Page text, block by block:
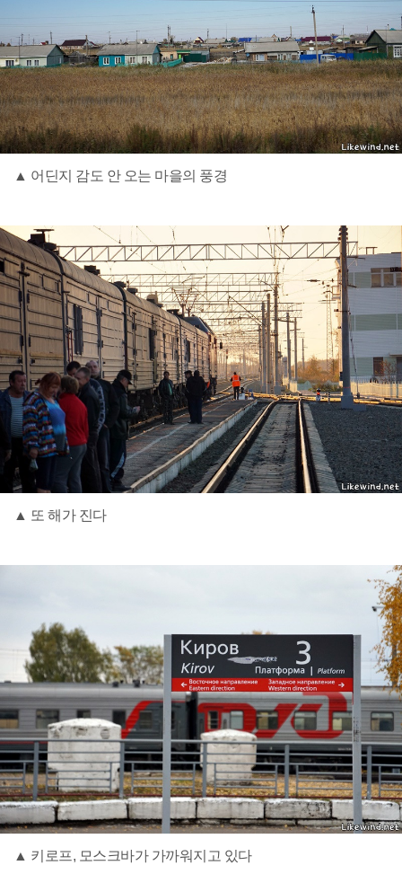
▲ 어딘지 감도 안 오는 마을의 풍경
▲ 또 해가 진다
▲ 키로프, 모스크바가 가까워지고 있다